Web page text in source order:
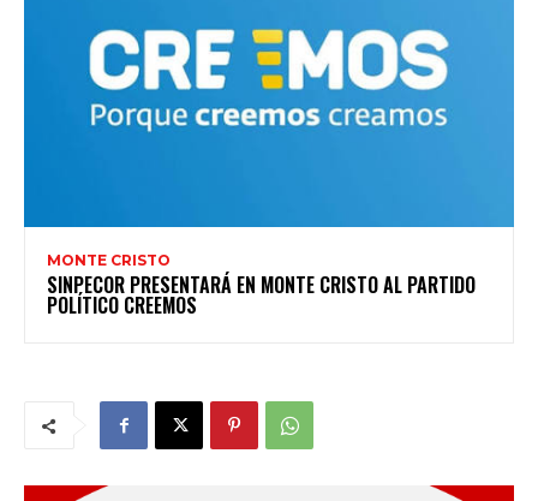
MONTE CRISTO
SINPECOR PRESENTARÁ EN MONTE CRISTO AL PARTIDO
POLÍTICO CREEMOS